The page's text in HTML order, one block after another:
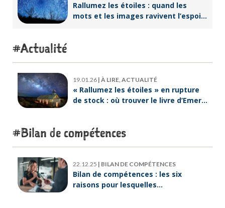
Rallumez les étoiles : quand les
mots et les images ravivent l’espoir
Actualité
19.01.26 | À LIRE, ACTUALITÉ
« Rallumez les étoiles » en rupture
de stock : où trouver le livre d’Emeric
Bilan de compétences
22.12.25 | BILAN DE COMPÉTENCES
Bilan de compétences : les six
raisons pour lesquelles